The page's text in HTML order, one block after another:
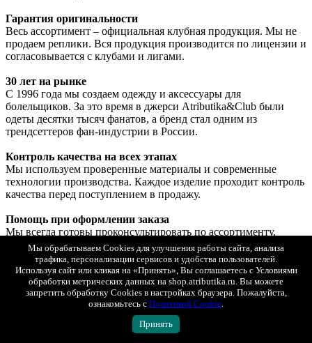
Гарантия оригинальности
Весь ассортимент – официальная клубная продукция. Мы не
продаем реплики. Вся продукция производится по лицензии и
согласовывается с клубами и лигами.
30 лет на рынке
С 1996 года мы создаем одежду и аксессуары для
болельщиков. За это время в джерси Atributika&Club были
одеты десятки тысяч фанатов, а бренд стал одним из
трендсеттеров фан-индустрии в России.
Контроль качества на всех этапах
Мы используем проверенные материалы и современные
технологии производства. Каждое изделие проходит контроль
качества перед поступлением в продажу.
Помощь при оформлении заказа
Мы всегда готовы проконсультировать по ассортименту,
помочь подобрать подходящий размер, ответить на любые
вопросы о нанесении, доставке и оплате. Вы можете связаться
с нами ежедневно с 10.00 до 21.00 по телефону 8 (800) 555-04-
90 или написать в чат.
Если товар вам не подошел или возникли какие-либо
проблемы, вы можете оформить возврат или обмен в
Мы обрабатываем Cookies для улучшения работы сайта, анализа
трафика, персонализации сервисов и удобства пользователей.
Используя сайт или кликая на «Принять», Вы соглашаетесь с Условиями
обработки метрических данных на shop.atributika.ru. Вы можете
запретить обработку Cookies в настройках браузера. Пожалуйста,
ознакомьтесь с Политикой Cookie.
Принять